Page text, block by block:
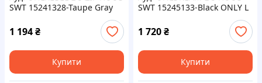
SWT 15241328-Taupe Gray
1 194₴
Купити
SWT 15245133-Black ONLY L
1 720₴
Купити